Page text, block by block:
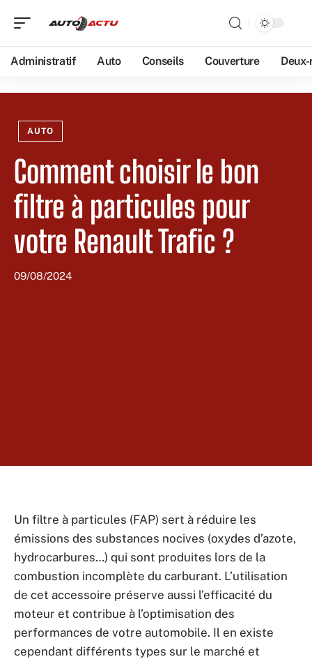
Administratif Auto Conseils Couverture
AUTO
Comment choisir le bon
filtre à particules pour
votre Renault Trafic ?
09/08/2024
Un filtre à particules (FAP) sert à réduire les
émissions des substances nocives (oxydes d’azote,
hydrocarbures…) qui sont produites lors de la
combustion incomplète du carburant. L’utilisation
de cet accessoire préserve aussi l’efficacité du
moteur et contribue à l’optimisation des
performances de votre automobile. Il en existe
cependant différents types sur le marché et